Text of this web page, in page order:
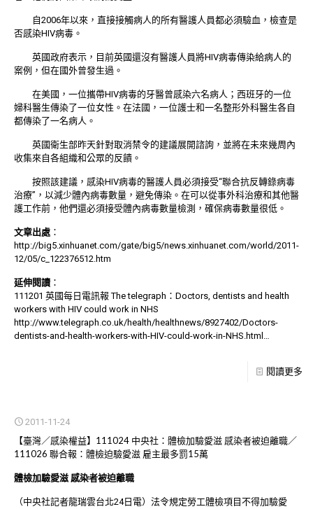
自2006年以來，直接接觸病人的所有醫護人員都必須驗血，檢查是
否感染HIV病毒。
英國政府表示，目前英國還沒有醫護人員將HIV病毒傳染給病人的
案例，但在國外曾發生過。
在美國，一位攜帶HIV病毒的牙醫曾感染六名病人；西班牙的一位
婦科醫生傳染了一位女性。在法國，一位護士和一名整形外科醫生各自
都傳染了一名病人。
英國衛生部昨天針對取消禁令的建議展開諮詢，並將在未來幾周內
收集來自各組織和公眾的反饋。
按照該建議，感染HIV病毒的醫護人員必須接受“聯合抗反轉錄病毒
治療”，以減少體內病毒數量，避免傳染。在可以從事外科治療和其他醫
護工作前，他們還必須接受體內病毒數量檢測，確保病毒數量很低。
文章出處 ：
http://big5.xinhuanet.com/gate/big5/news.xinhuanet.com/world/2011-
12/05/c_122376512.htm
延伸閱讀 ：
111201 英國每日電訊報 The telegraph：Doctors, dentists and health
workers with HIV could work in NHS
http://www.telegraph.co.uk/health/healthnews/8927402/Doctors-
dentists-and-health-workers-with-HIV-could-work-in-NHS.html …
閱讀更多
2011-11-24
【臺灣／感染權益】111024 中央社：體檢加驗愛滋 感染者被迫離職／
111026 聯合報：體檢迫驗愛滋 雇主最多罰15萬
體檢加驗愛滋 感染者被迫離職
（中央社記者龍瑞雲台北24日電）法令規定勞工體檢項目不得加驗愛